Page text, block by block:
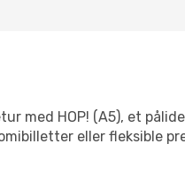
med HOP! (A5), et
eller fleksible